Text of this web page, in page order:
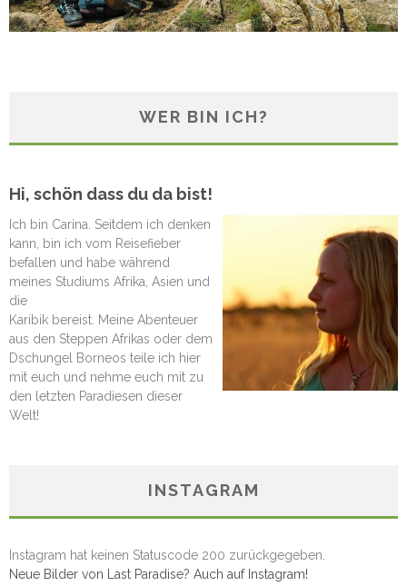
WER BIN ICH?
Hi, schön dass du da bist!
Ich bin Carina. Seitdem ich denken
kann, bin ich vom Reisefieber
befallen und habe während
meines Studiums Afrika, Asien und
die
Karibik bereist. Meine Abenteuer
aus den Steppen Afrikas oder dem
Dschungel Borneos teile ich hier
mit euch und nehme euch mit zu
den letzten Paradiesen dieser
Welt!
INSTAGRAM
Instagram hat keinen Statuscode 200 zurückgegeben.
Neue Bilder von Last Paradise? Auch auf Instagram!